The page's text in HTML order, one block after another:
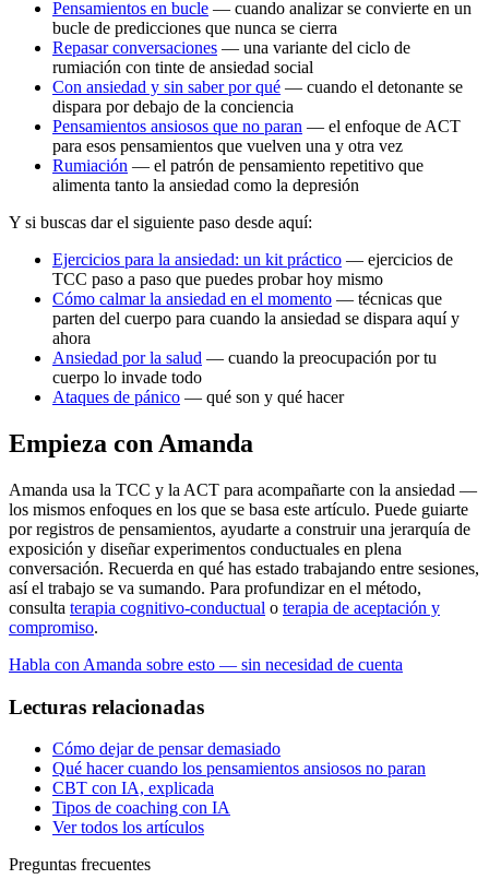
Pensamientos en bucle — cuando analizar se convierte en un
bucle de predicciones que nunca se cierra
Repasar conversaciones — una variante del ciclo de
rumiación con tinte de ansiedad social
Con ansiedad y sin saber por qué — cuando el detonante se
dispara por debajo de la conciencia
Pensamientos ansiosos que no paran — el enfoque de ACT
para esos pensamientos que vuelven una y otra vez
Rumiación — el patrón de pensamiento repetitivo que
alimenta tanto la ansiedad como la depresión
Y si buscas dar el siguiente paso desde aquí:
Ejercicios para la ansiedad: un kit práctico — ejercicios de
TCC paso a paso que puedes probar hoy mismo
Cómo calmar la ansiedad en el momento — técnicas que
parten del cuerpo para cuando la ansiedad se dispara aquí y
ahora
Ansiedad por la salud — cuando la preocupación por tu
cuerpo lo invade todo
Ataques de pánico — qué son y qué hacer
Empieza con Amanda
Amanda usa la TCC y la ACT para acompañarte con la ansiedad —
los mismos enfoques en los que se basa este artículo. Puede guiarte
por registros de pensamientos, ayudarte a construir una jerarquía de
exposición y diseñar experimentos conductuales en plena
conversación. Recuerda en qué has estado trabajando entre sesiones,
así el trabajo se va sumando. Para profundizar en el método,
consulta terapia cognitivo-conductual o terapia de aceptación y
compromiso.
Habla con Amanda sobre esto — sin necesidad de cuenta
Lecturas relacionadas
Cómo dejar de pensar demasiado
Qué hacer cuando los pensamientos ansiosos no paran
CBT con IA, explicada
Tipos de coaching con IA
Ver todos los artículos
Preguntas frecuentes